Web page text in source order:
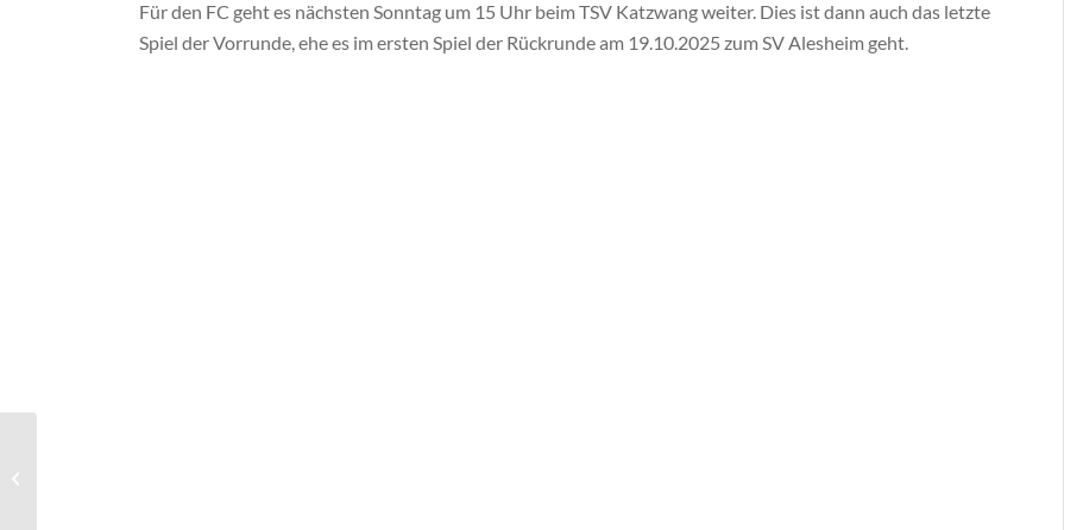
Für den FC geht es nächsten Sonntag um 15 Uhr beim TSV Katzwang weiter. Dies ist dann auch das letzte
Spiel der Vorrunde, ehe es im ersten Spiel der Rückrunde am 19.10.2025 zum SV Alesheim geht.